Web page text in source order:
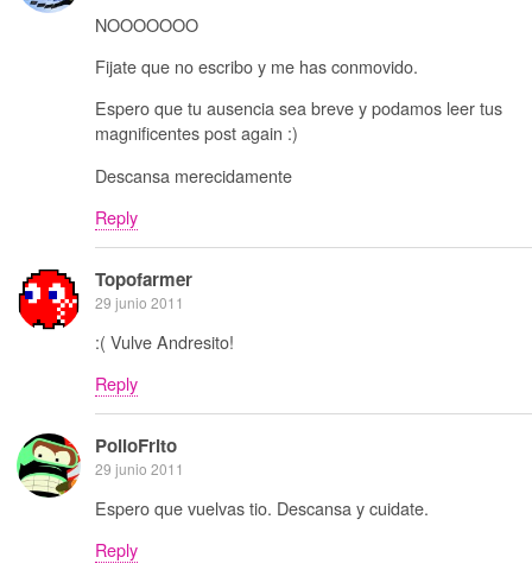
NOOOOOOO
Fijate que no escribo y me has conmovido.
Espero que tu ausencia sea breve y podamos leer tus
magnificentes post again :)
Descansa merecidamente
Reply
Topofarmer
29 junio 2011
:( Vulve Andresito!
Reply
PolloFrito
29 junio 2011
Espero que vuelvas tio. Descansa y cuidate.
Reply